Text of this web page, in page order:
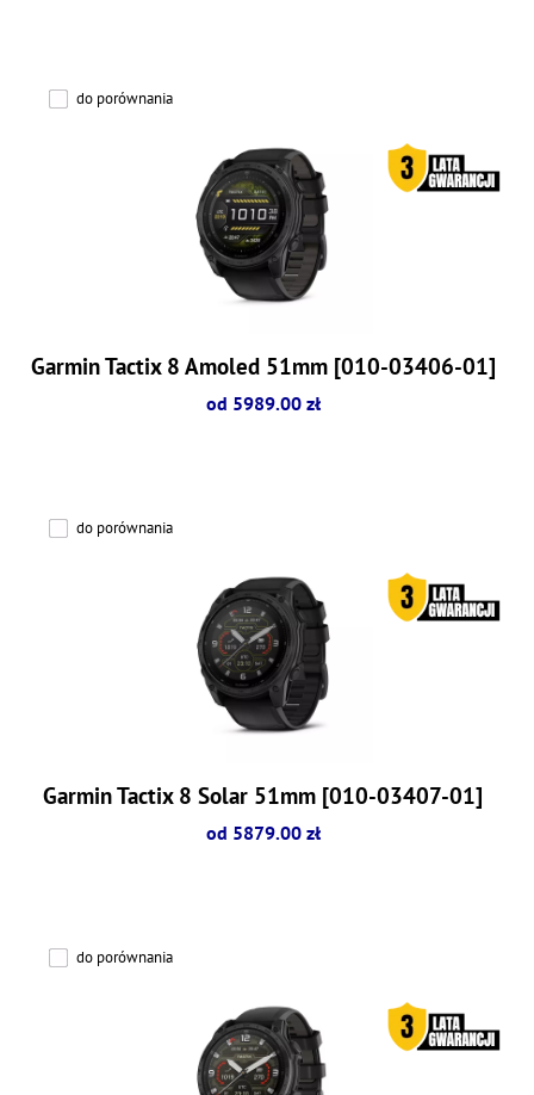
do porównania
Garmin Tactix 8 Amoled 51mm [010-03406-01]
od 5989.00 zł
do porównania
Garmin Tactix 8 Solar 51mm [010-03407-01]
od 5879.00 zł
do porównania